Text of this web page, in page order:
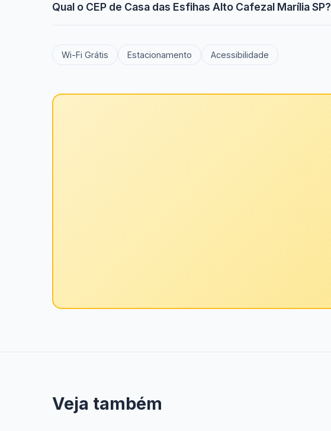
Qual o CEP de Casa das Esfihas Alto Cafezal Marília SP?
Wi-Fi Grátis Estacionamento Acessibilidade
Veja também